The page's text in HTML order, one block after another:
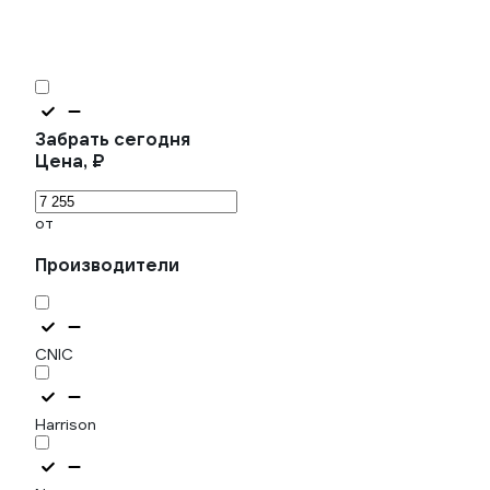
Забрать сегодня
Цена, ₽
от
Производители
CNIC
Harrison